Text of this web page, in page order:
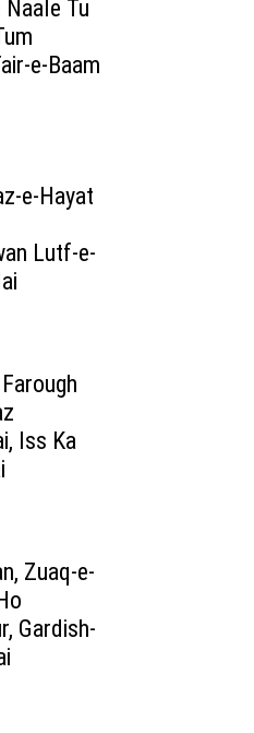
Naale Tu
e-Baam
e-Hayat
Lutf-e-
Iss Ka
Zuaq-e-
Gardish-